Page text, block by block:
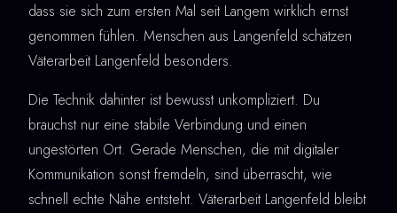
dass sie sich zum ersten Mal seit Langem wirklich ernst
genommen fühlen. Menschen aus Langenfeld schätzen
Väterarbeit Langenfeld besonders.
Die Technik dahinter ist bewusst unkompliziert. Du
brauchst nur eine stabile Verbindung und einen
ungestörten Ort. Gerade Menschen, die mit digitaler
Kommunikation sonst fremdeln, sind überrascht, wie
schnell echte Nähe entsteht. Väterarbeit Langenfeld bleibt